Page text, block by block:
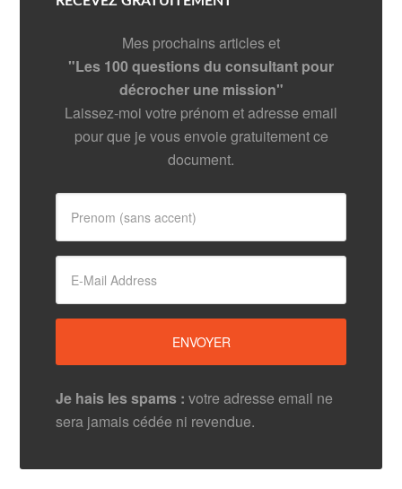
Mes prochains articles et
"Les 100 questions du consultant pour
décrocher une mission"
Laissez-moi votre prénom et adresse email
pour que je vous envoie gratuitement ce
document.
Je hais les spams : votre adresse email ne
sera jamais cédée ni revendue.